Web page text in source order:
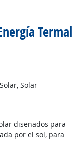
Termal
Solar
diseñados para
por el sol, para